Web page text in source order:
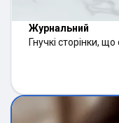
Журнальний
Гнучкі сторінки, що